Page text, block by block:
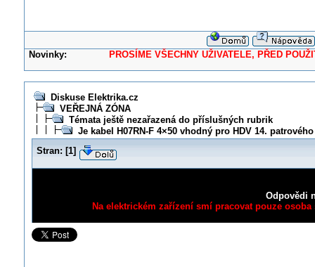
Novinky: PROSÍME VŠECHNY UŽIVATELE, PŘED
Diskuse Elektrika.cz
VEŘEJNÁ ZÓNA
Témata ještě nezařazená do příslušných rubrik
Je kabel H07RN-F 4×50 vhodný pro HDV 14.
Stran: [1]
Odpovědi
Na elektrickém zařízení smí pracovat pouze